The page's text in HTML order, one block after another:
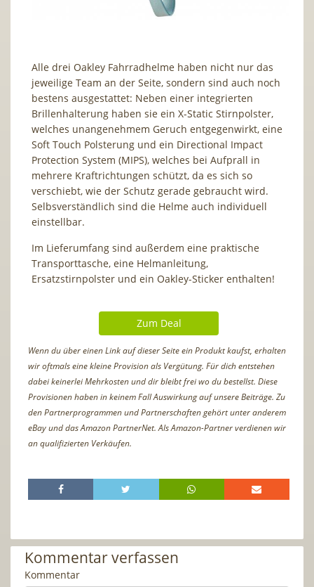
Alle drei Oakley Fahrradhelme haben nicht nur das
jeweilige Team an der Seite, sondern sind auch noch
bestens ausgestattet: Neben einer integrierten
Brillenhalterung haben sie ein X-Static Stirnpolster,
welches unangenehmem Geruch entgegenwirkt, eine
Soft Touch Polsterung und ein Directional Impact
Protection System (MIPS), welches bei Aufprall in
mehrere Kraftrichtungen schützt, da es sich so
verschiebt, wie der Schutz gerade gebraucht wird.
Selbsverständlich sind die Helme auch individuell
einstellbar.
Im Lieferumfang sind außerdem eine praktische
Transporttasche, eine Helmanleitung,
Ersatzstirnpolster und ein Oakley-Sticker enthalten!
Zum Deal
Wenn du über einen Link auf dieser Seite ein Produkt kaufst, erhalten
wir oftmals eine kleine Provision als Vergütung. Für dich entstehen
dabei keinerlei Mehrkosten und dir bleibt frei wo du bestellst. Diese
Provisionen haben in keinem Fall Auswirkung auf unsere Beiträge. Zu
den Partnerprogrammen und Partnerschaften gehört unter anderem
eBay und das Amazon PartnerNet. Als Amazon-Partner verdienen wir
an qualifizierten Verkäufen.
Kommentar verfassen
Kommentar